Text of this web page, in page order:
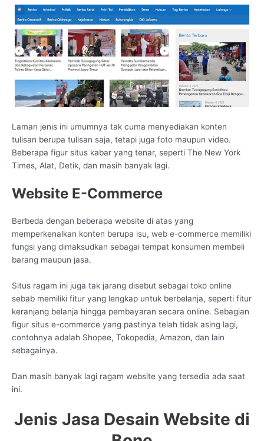
Laman jenis ini umumnya tak cuma menyediakan konten
tulisan berupa tulisan saja, tetapi juga foto maupun video.
Beberapa figur situs kabar yang tenar, seperti The New York
Times, Alat, Detik, dan masih banyak lagi.
Website E-Commerce
Berbeda dengan beberapa website di atas yang
memperkenalkan konten berupa isu, web e-commerce memiliki
fungsi yang dimaksudkan sebagai tempat konsumen membeli
barang maupun jasa.
Situs ragam ini juga tak jarang disebut sebagai toko online
sebab memiliki fitur yang lengkap untuk berbelanja, seperti fitur
keranjang belanja hingga pembayaran secara online. Sebagian
figur situs e-commerce yang pastinya telah tidak asing lagi,
contohnya adalah Shopee, Tokopedia, Amazon, dan lain
sebagainya.
Dan masih banyak lagi ragam website yang tersedia ada saat
ini.
Jenis Jasa Desain Website di